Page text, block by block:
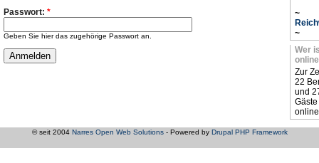
Passwort: *
Geben Sie hier das zugehörige Passwort an.
~
~
Wer
online
Zur
22
und
Gäste
© seit 2004 Narres Open Web Solutions- Powered by Drupal PHP Framework